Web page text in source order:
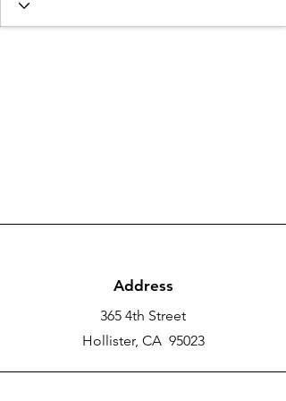
Address
365 4th Street
Hollister, CA 95023